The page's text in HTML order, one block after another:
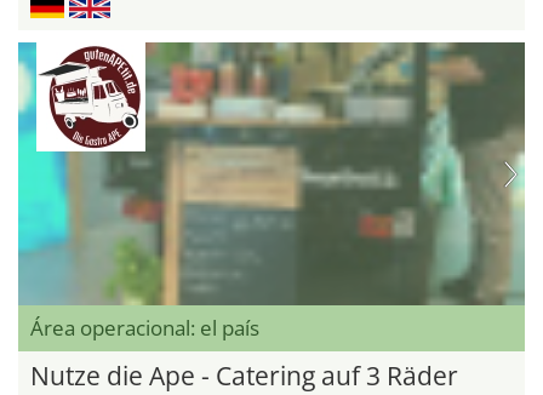
Área operacional: el país
Nutze die Ape - Catering auf 3 Räder